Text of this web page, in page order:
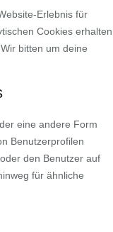
Erlebnis für
Cookies erhalten
bitten um deine
eine andere Form
Benutzerprofilen
den Benutzer auf
für ähnliche